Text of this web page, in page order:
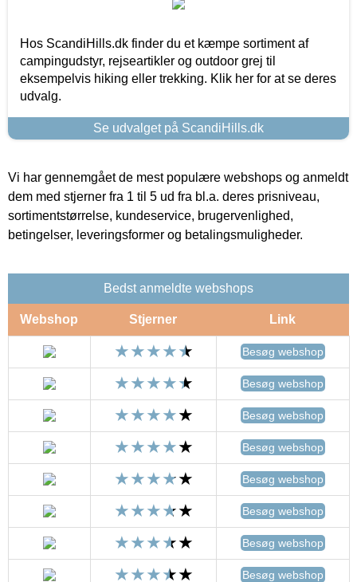
Hos ScandiHills.dk finder du et kæmpe sortiment af
campingudstyr, rejseartikler og outdoor grej til
eksempelvis hiking eller trekking. Klik her for at se deres
udvalg.
Se udvalget på ScandiHills.dk
Vi har gennemgået de mest populære webshops og anmeldt
dem med stjerner fra 1 til 5 ud fra bl.a. deres prisniveau,
sortimentstørrelse, kundeservice, brugervenlighed,
betingelser, leveringsformer og betalingsmuligheder.
Bedst anmeldte webshops
Webshop Stjerner Link
Besøg webshop
Besøg webshop
Besøg webshop
Besøg webshop
Besøg webshop
Besøg webshop
Besøg webshop
Besøg webshop